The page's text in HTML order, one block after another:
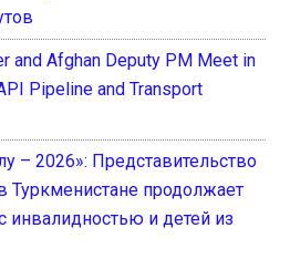
and Afghan Deputy PM Meet in
Pipeline and Transport
– 2026»: Представительство
Туркменистане продолжает
инвалидностью и детей из